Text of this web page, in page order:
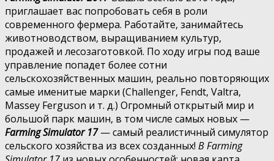
приглашает вас попробовать себя в роли
современного фермера. Работайте, занимайтесь
животноводством, выращиванием культур,
продажей и лесозаготовкой. По ходу игры под ваше
управление попадет более сотни
сельскохозяйственных машин, реально повторяющих
самые именитые марки (Challenger, Fendt, Valtra,
Massey Ferguson и т. д.) Огромный открытый мир и
большой парк машин, в том числе самых новых —
Farming Simulator 17 — самый реалистичный симулятор
сельского хозяйства из всех созданных! В Farming